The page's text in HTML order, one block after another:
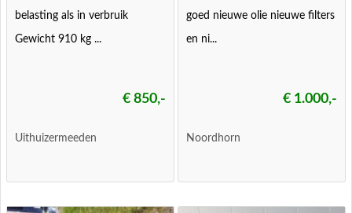
belasting als in verbruik
Gewicht 910 kg ...
€ 850,-
Uithuizermeeden
goed nieuwe olie nieuwe filters
en ni...
€ 1.000,-
Noordhorn